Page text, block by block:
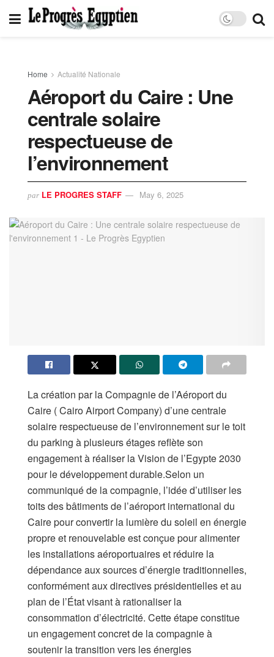
Home Actualité Nationale
Aéroport du Caire : Une
centrale solaire
respectueuse de
l’environnement
par LE PROGRES STAFF May 6, 2025
La création par la Compagnie de l’Aéroport du
Caire ( Cairo Airport Company) d’une centrale
solaire respectueuse de l’environnement sur le toit
du parking à plusieurs étages reflète son
engagement à réaliser la Vision de l’Egypte 2030
pour le développement durable.Selon un
communiqué de la compagnie, l’idée d’utiliser les
toits des bâtiments de l’aéroport international du
Caire pour convertir la lumière du soleil en énergie
propre et renouvelable est conçue pour alimenter
les installations aéroportuaires et réduire la
dépendance aux sources d’énergie traditionnelles,
conformément aux directives présidentielles et au
plan de l’État visant à rationaliser la
consommation d’électricité. Cette étape constitue
un engagement concret de la compagnie à
soutenir la transition vers les énergies